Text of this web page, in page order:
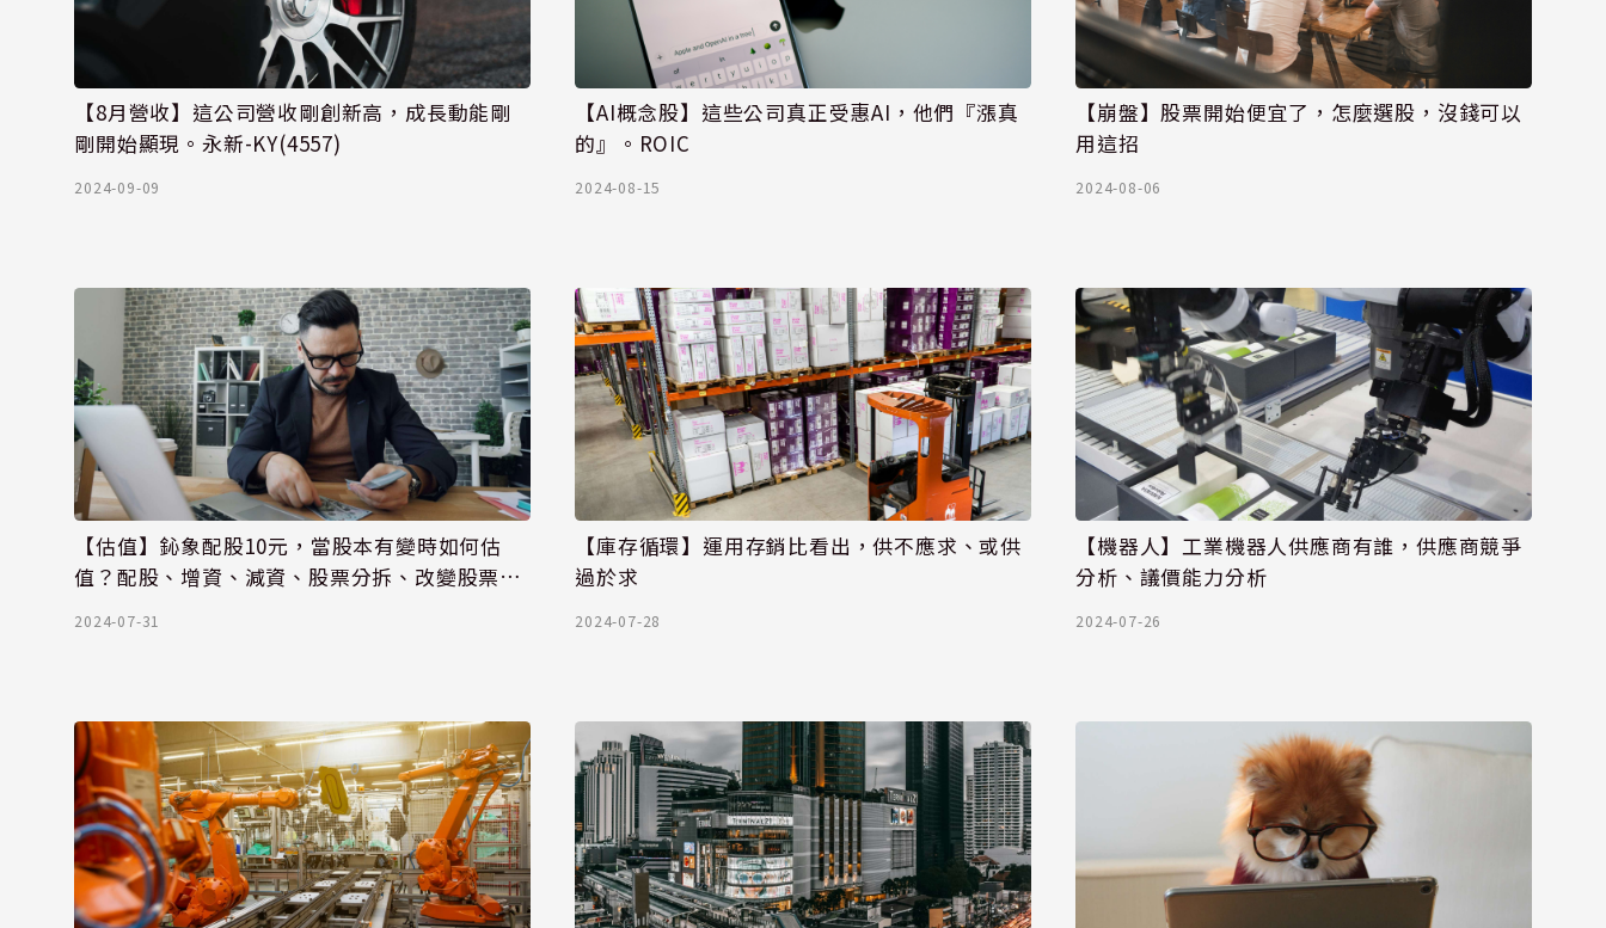
【8月營收】這公司營收剛創新高，成長動能剛
剛開始顯現。永新-KY(4557)
2024-09-09
【AI概念股】這些公司真正受惠AI，他們『漲真
的』。ROIC
2024-08-15
【崩盤】股票開始便宜了，怎麼選股，沒錢可以
用這招
2024-08-06
【估值】鈊象配股10元，當股本有變時如何估
值？配股、增資、減資、股票分拆、改變股票面
2024-07-31
【庫存循環】運用存銷比看出，供不應求、或供
過於求
2024-07-28
【機器人】工業機器人供應商有誰，供應商競爭
分析、議價能力分析
2024-07-26